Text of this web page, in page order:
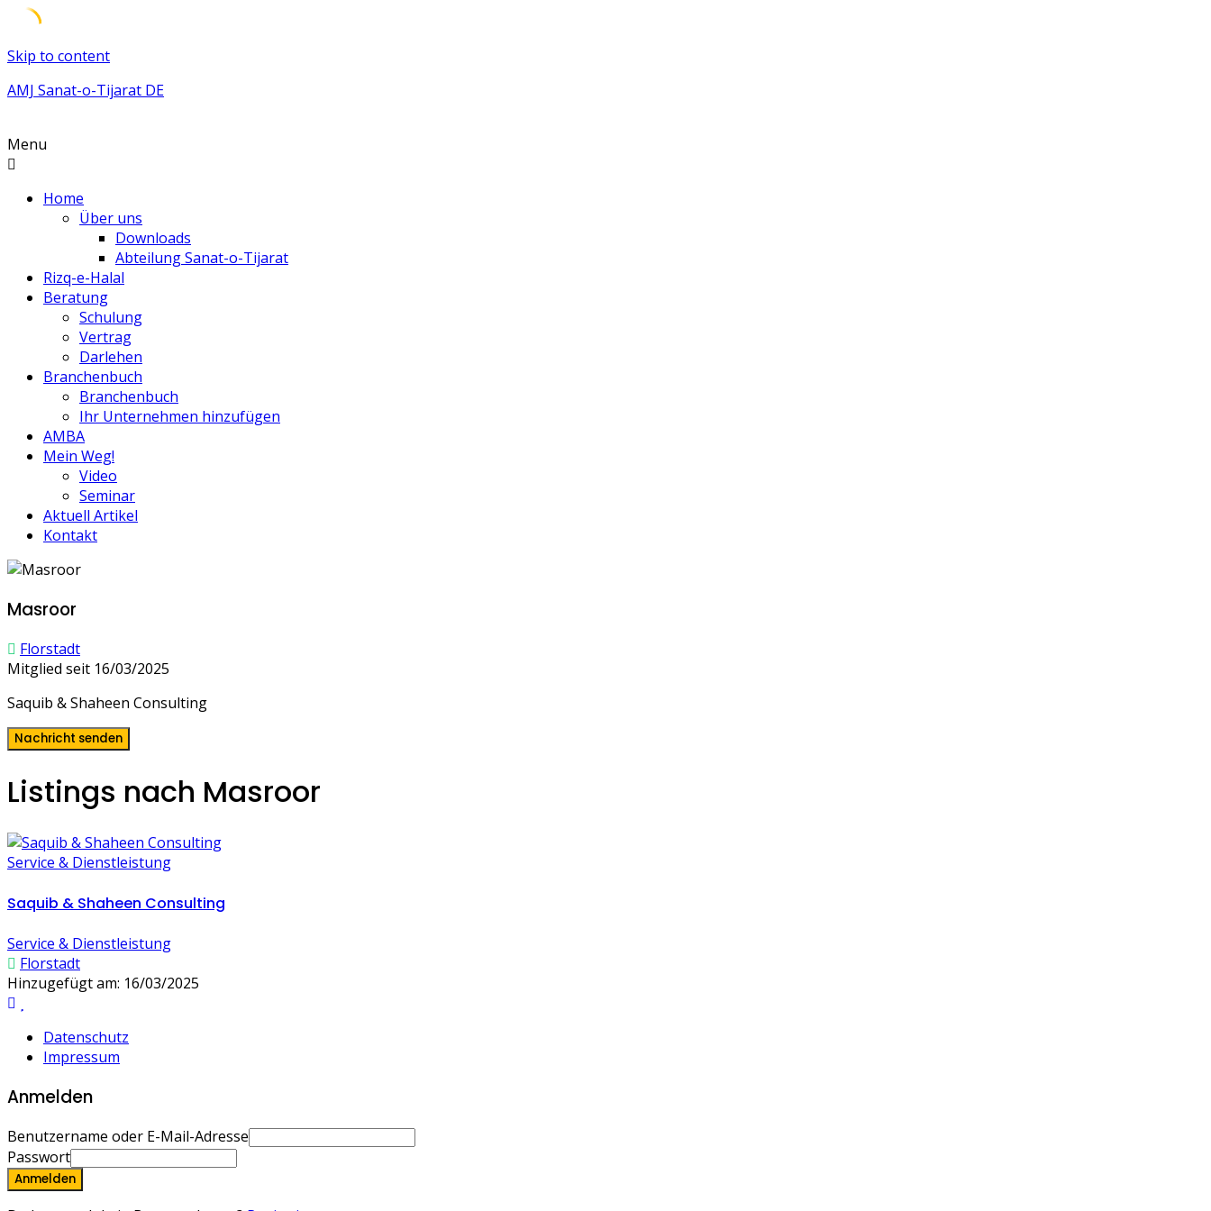
Skip to content
AMJ Sanat-o-Tijarat DE
Menu
Home
Über uns
Downloads
Abteilung Sanat-o-Tijarat
Rizq-e-Halal
Beratung
Schulung
Vertrag
Darlehen
Branchenbuch
Branchenbuch
Ihr Unternehmen hinzufügen
AMBA
Mein Weg!
Video
Seminar
Aktuell Artikel
Kontakt
Masroor
Florstadt
Mitglied seit 16/03/2025
Saquib & Shaheen Consulting
Nachricht senden
Listings nach Masroor
Service & Dienstleistung
Saquib & Shaheen Consulting
Service & Dienstleistung
Florstadt
Hinzugefügt am: 16/03/2025
Datenschutz
Impressum
Anmelden
Benutzername oder E-Mail-Adresse
Passwort
Anmelden